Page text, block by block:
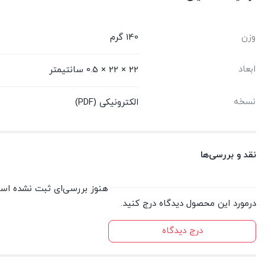
وزن 140 گرم
ابعاد 22 × 22 × 0.5 سانتیمتر
نسخه الکترونیکی (PDF)
نقد و بررسی‌ها
درمورد این محصول دیدگاه درج کنید.
درج دیدگاه
هنوز بررسی‌ای ثبت نشده